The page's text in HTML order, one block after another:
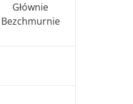
Głównie
Bezchmurnie